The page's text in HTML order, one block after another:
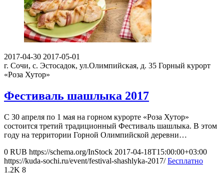
2017-04-30 2017-05-01
г. Сочи, с. Эстосадок, ул.Олимпийская, д. 35 Горный курорт
«Роза Хутор»
Фестиваль шашлыка 2017
С 30 апреля по 1 мая на горном курорте «Роза Хутор»
состоится третий традиционный Фестиваль шашлыка. В этом
году на территории Горной Олимпийской деревни…
0 RUB https://schema.org/InStock 2017-04-18T15:00:00+03:00
https://kuda-sochi.ru/event/festival-shashlyka-2017/ Бесплатно
1.2K 8